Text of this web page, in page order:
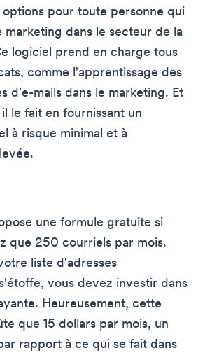
options pour toute personne qui
marketing dans le secteur de la
logiciel prend en charge tous
comme l'apprentissage des
d'e-mails dans le marketing. Et
le fait en fournissant un
à risque minimal et à
une formule gratuite si
que 250 courriels par mois.
liste d'adresses
vous devez investir dans
Heureusement, cette
que 15 dollars par mois, un
rapport à ce qui se fait dans